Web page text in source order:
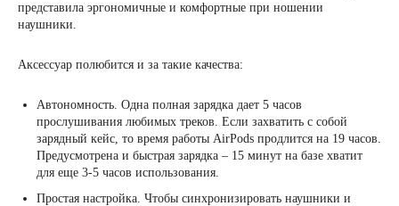
представила эргономичные и комфортные при ношении
наушники.
Аксессуар полюбится и за такие качества:
Автономность. Одна полная зарядка дает 5 часов
прослушивания любимых треков. Если захватить с собой
зарядный кейс, то время работы AirPods продлится на 19 часов.
Предусмотрена и быстрая зарядка – 15 минут на базе хватит
для еще 3-5 часов использования.
Простая настройка. Чтобы синхронизировать наушники и